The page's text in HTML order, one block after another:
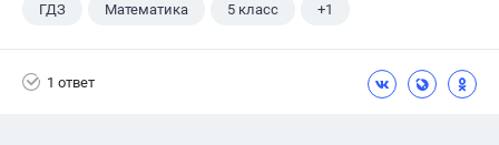
ГДЗ Математика 5 класс +1
1 ответ